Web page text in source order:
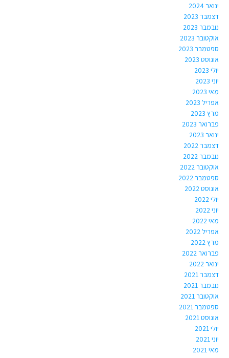
ינואר 2024
דצמבר 2023
נובמבר 2023
אוקטובר 2023
ספטמבר 2023
אוגוסט 2023
יולי 2023
יוני 2023
מאי 2023
אפריל 2023
מרץ 2023
פברואר 2023
ינואר 2023
דצמבר 2022
נובמבר 2022
אוקטובר 2022
ספטמבר 2022
אוגוסט 2022
יולי 2022
יוני 2022
מאי 2022
אפריל 2022
מרץ 2022
פברואר 2022
ינואר 2022
דצמבר 2021
נובמבר 2021
אוקטובר 2021
ספטמבר 2021
אוגוסט 2021
יולי 2021
יוני 2021
מאי 2021